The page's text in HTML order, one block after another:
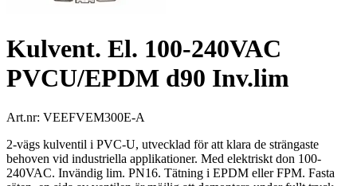
Kulvent. El. 100-240VAC
PVCU/EPDM d90 Inv.lim
Art.nr: VEEFVEM300E-A
2-vägs kulventil i PVC-U, utvecklad för att klara de strängaste
behoven vid industriella applikationer. Med elektriskt don 100-
240VAC. Invändig lim. PN16. Tätning i EPDM eller FPM. Fasta